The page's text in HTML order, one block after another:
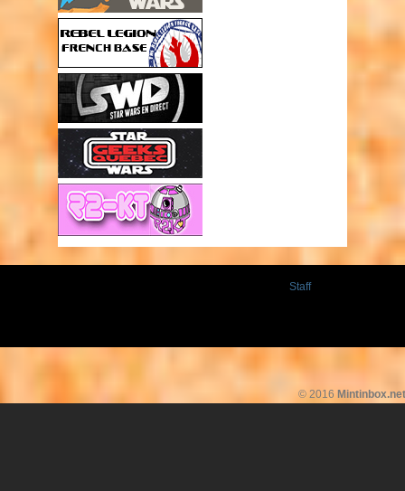
Staff
© 2016 Mintinbox.net